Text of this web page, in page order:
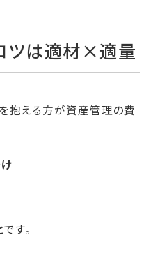
ツは適材×適量
抱える方が資産管理の費
です。